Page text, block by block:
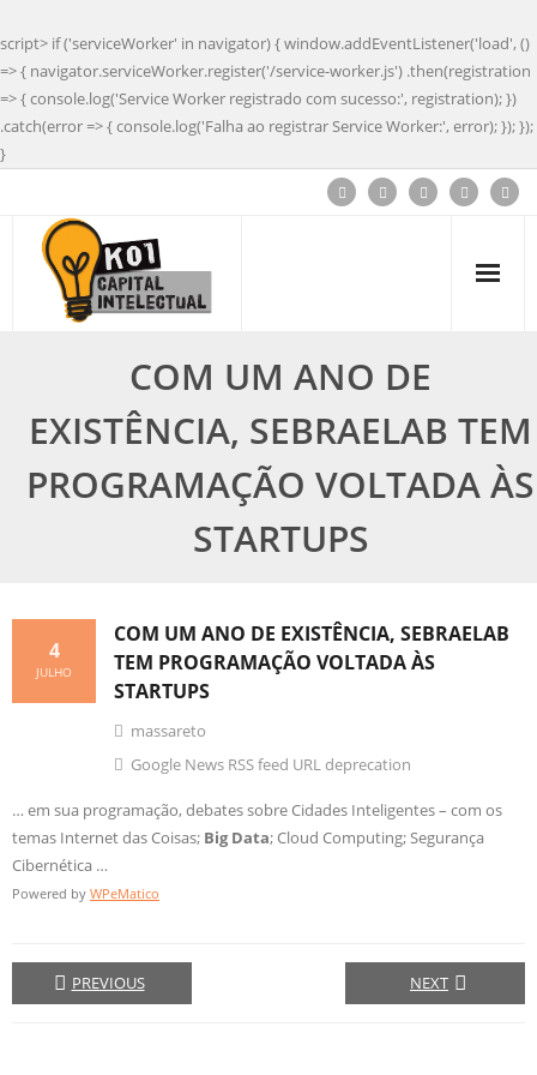
script> if ('serviceWorker' in navigator) { window.addEventListener('load', ()
=> { navigator.serviceWorker.register('/service-worker.js') .then(registration
=> { console.log('Service Worker registrado com sucesso:', registration); })
.catch(error => { console.log('Falha ao registrar Service Worker:', error); }); });
}
COM UM ANO DE
EXISTÊNCIA, SEBRAELAB TEM
PROGRAMAÇÃO VOLTADA ÀS
STARTUPS
COM UM ANO DE EXISTÊNCIA, SEBRAELAB
TEM PROGRAMAÇÃO VOLTADA ÀS
STARTUPS
4
JULHO
massareto
Google News RSS feed URL deprecation
… em sua programação, debates sobre Cidades Inteligentes – com os
temas Internet das Coisas; Big Data; Cloud Computing; Segurança
Cibernética …
Powered by WPeMatico
PREVIOUS NEXT